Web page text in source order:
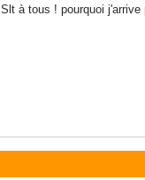
Slt à tous ! pourquoi